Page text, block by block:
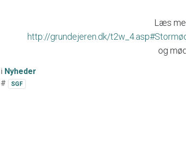
Læs
http://grundejeren.dk/
og
i Nyheder
#
SGF